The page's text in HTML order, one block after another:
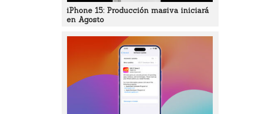
iPhone 15: Producción masiva iniciará
en Agosto